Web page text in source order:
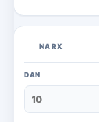
Ko'p
Lazerli
NARX
DAN